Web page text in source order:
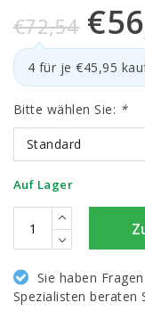
€72,54
4 für je €45,95
Bitte wählen Sie: *
Standard
Auf Lager
Sie haben
Spezialisten beraten